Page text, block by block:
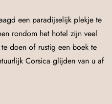
een paradijselijk plekje te
rondom het hotel zijn veel
doen of rustig een boek te
Corsica glijden van u af